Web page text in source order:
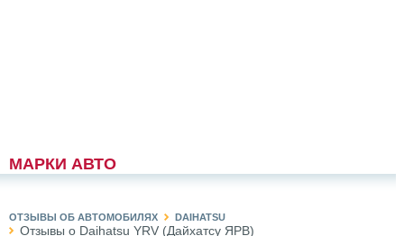
МАРКИ АВТО
ОТЗЫВЫ ОБ АВТОМОБИЛЯХ DAIHATSU
Отзывы о Daihatsu YRV (Дайхатсу ЯРВ)